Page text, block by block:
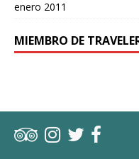
enero 2011
MIEMBRO DE